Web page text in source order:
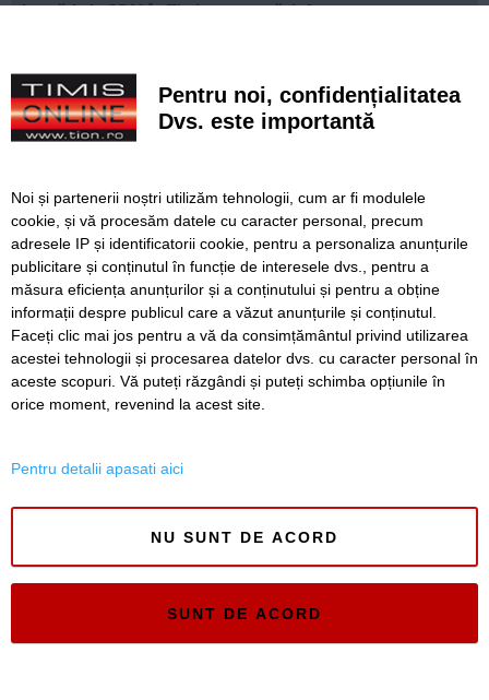
Lucrări ale SDM în Timișoara, astăzi, 6 august
Tânăr trotinetist, lovit de mașină la Lugoj. S-a ales cu
traumatism cranian
Patru bărbați înjunghiați cu o foarfecă în centrul Londrei.
O femeie de 47 de ani a fost arestată
Alertă în Mamaia după ce o dronă a fost găsită în mare
SERVICII Redactia
Folosinta Cookie-urilor
Timiș Online
Pentru noi, confidențialitatea
Dvs. este importantă
Noi și partenerii noștri utilizăm tehnologii, cum ar fi modulele
cookie, și vă procesăm datele cu caracter personal, precum
adresele IP și identificatorii cookie, pentru a personaliza anunțurile
publicitare și conținutul în funcție de interesele dvs., pentru a
măsura eficiența anunțurilor și a conținutului și pentru a obține
informații despre publicul care a văzut anunțurile și conținutul.
Faceți clic mai jos pentru a vă da consimțământul privind utilizarea
acestei tehnologii și procesarea datelor dvs. cu caracter personal în
aceste scopuri. Vă puteți răzgândi și puteți schimba opțiunile în
orice moment, revenind la acest site.
Pentru detalii apasati aici
NU SUNT DE ACORD
SUNT DE ACORD